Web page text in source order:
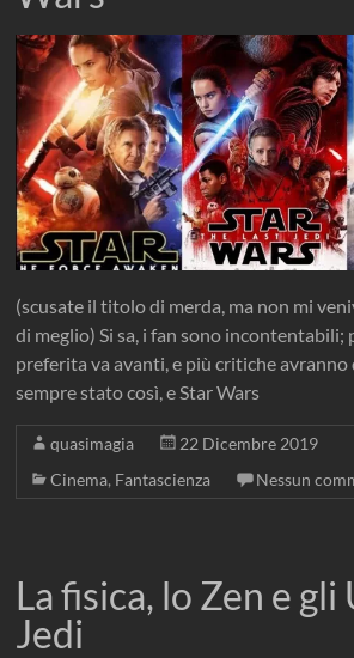
(scusate il titolo di merda, ma non mi
di meglio) Si sa, i fan sono incontentabili;
preferita va avanti, e più critiche avranno
sempre stato così, e Star Wars
quasimagia
22 Dicembre 2019
Cinema, Fantascienza Nessun
La fisica, lo Zen e
Jedi